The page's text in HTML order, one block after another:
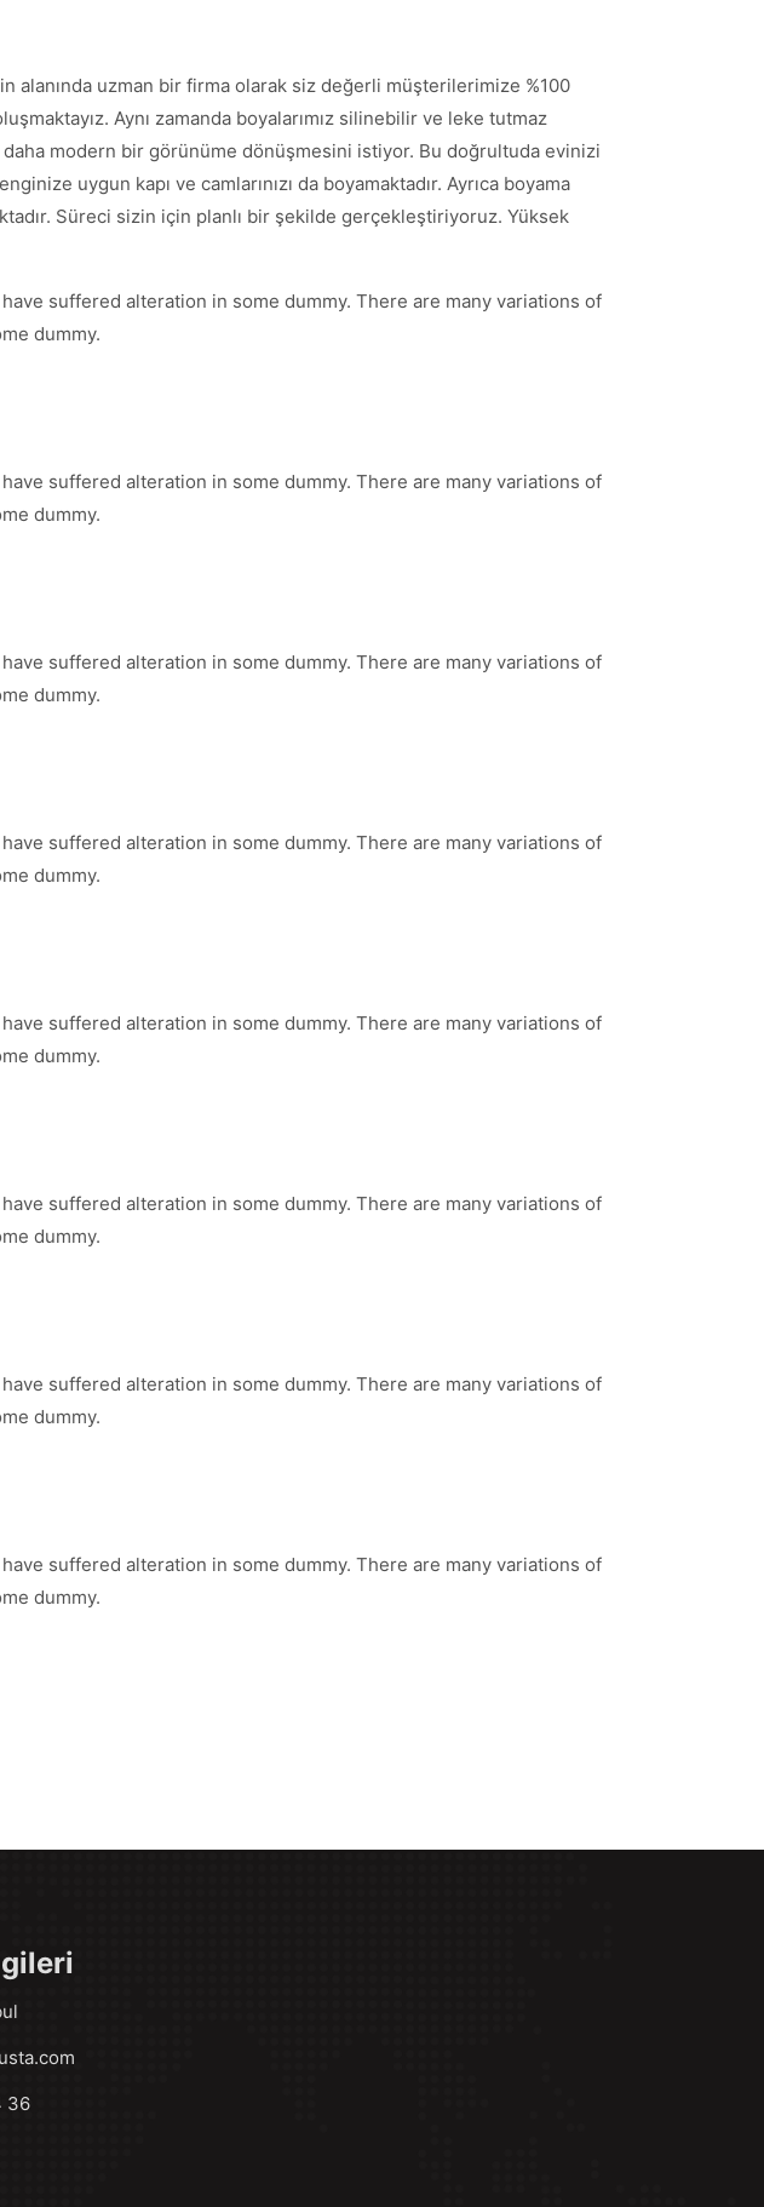
alanında uzman bir firma olarak siz değerli müşterilerimize %100
Aynı zamanda boyalarımız silinebilir ve leke tutmaz
modern bir görünüme dönüşmesini istiyor. Bu doğrultuda evinizi
uygun kapı ve camlarınızı da boyamaktadır. Ayrıca boyama
Süreci sizin için planlı bir şekilde gerçekleştiriyoruz. Yüksek
suffered alteration in some dummy. There are many variations of
dummy.
suffered alteration in some dummy. There are many variations of
dummy.
suffered alteration in some dummy. There are many variations of
dummy.
suffered alteration in some dummy. There are many variations of
dummy.
suffered alteration in some dummy. There are many variations of
dummy.
suffered alteration in some dummy. There are many variations of
dummy.
suffered alteration in some dummy. There are many variations of
dummy.
suffered alteration in some dummy. There are many variations of
dummy.
36